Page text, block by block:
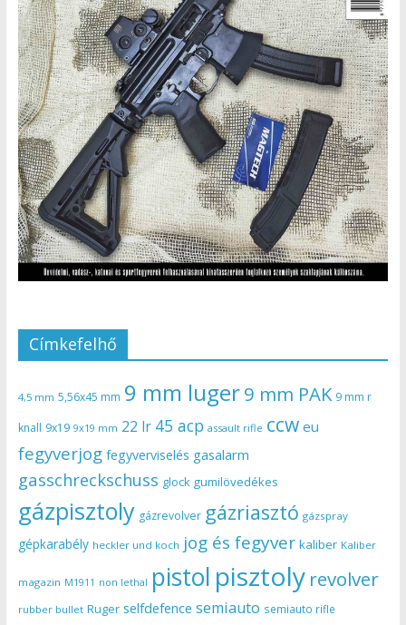
Címkefelhő
4,5 mm 5,56x45 mm 9 mm luger9 mm PAK 9 mm r
knall 9x19 9x19 mm 22 lr 45 acp assault rifle ccw eu
fegyverjog fegyverviselés gasalarm
gasschreckschuss glock gumilövedékes
gázpisztoly gázrevolver gázriasztó gázspray
gépkarabély heckler und koch jog és fegyver kaliber Kaliber
magazin M1911 non lethal pistol pisztoly revolver
rubber bullet Ruger selfdefence semiauto semiauto rifle